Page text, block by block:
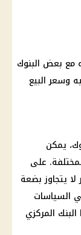
مع بعض البنوك
وصل سعر الشراء إلى 50.510 جنيه وسعر البيع
، يمكن
على
يتجاوز بضعة
السياسات
البنك المركزي